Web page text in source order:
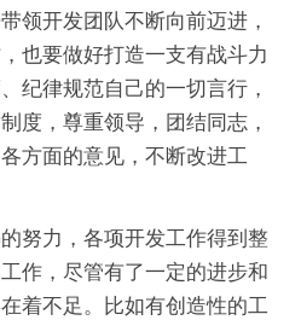
领开发团队不断向前迈进，
也要做好打造一支有战斗力
纪律规范自己的一切言行，
度，尊重领导，团结同志，
方面的意见，不断改进工
努力，各项开发工作得到整
作，尽管有了一定的进步和
着不足。比如有创造性的工